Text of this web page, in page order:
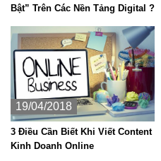
Bật” Trên Các Nền Tảng Digital ?
19/04/2018
3 Điều Cần Biết Khi Viết Content
Kinh Doanh Online